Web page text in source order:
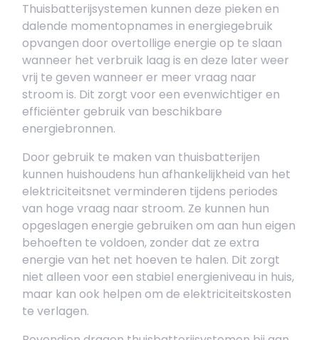
Thuisbatterijsystemen kunnen deze pieken en
dalende momentopnames in energiegebruik
opvangen door overtollige energie op te slaan
wanneer het verbruik laag is en deze later weer
vrij te geven wanneer er meer vraag naar
stroom is. Dit zorgt voor een evenwichtiger en
efficiënter gebruik van beschikbare
energiebronnen.
Door gebruik te maken van thuisbatterijen
kunnen huishoudens hun afhankelijkheid van het
elektriciteitsnet verminderen tijdens periodes
van hoge vraag naar stroom. Ze kunnen hun
opgeslagen energie gebruiken om aan hun eigen
behoeften te voldoen, zonder dat ze extra
energie van het net hoeven te halen. Dit zorgt
niet alleen voor een stabiel energieniveau in huis,
maar kan ook helpen om de elektriciteitskosten
te verlagen.